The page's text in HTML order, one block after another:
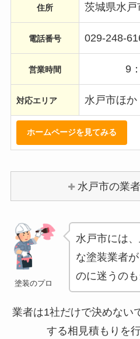
住所 茨城県水戸
電話番号 029-248-
営業時間 9
対応エリア 水戸市ほか
ホームページを見てみる
水戸市の業
塗装のプロ
水戸市には
な塗装業者
のに迷うの
業者は1社だけで決めない
する相見積もりを